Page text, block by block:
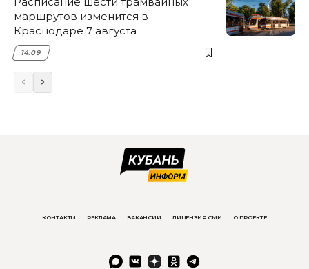
маршрутов изменится в
Краснодаре 7 августа
14:09
КОНТАКТЫ РЕКЛАМА ВАКАНСИИ ЛИЦЕНЗИЯ СМИ О ПРОЕКТЕ